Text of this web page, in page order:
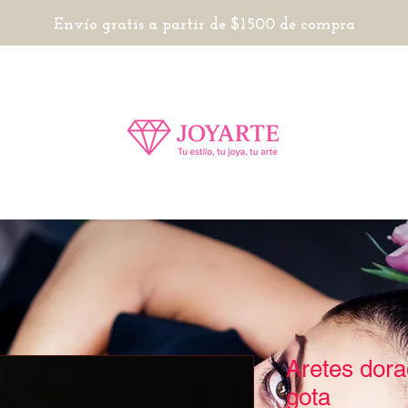
Envío gratis a partir de $1500 de compra
Aretes
gota